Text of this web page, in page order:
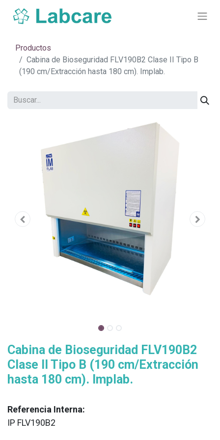
Productos
Cabina de Bioseguridad FLV190B2 Clase II Tipo B
(190 cm/Extracción hasta 180 cm). Implab.
Cabina de Bioseguridad FLV190B2
Clase II Tipo B (190 cm/Extracción
hasta 180 cm). Implab.
Referencia Interna:
IP FLV190B2